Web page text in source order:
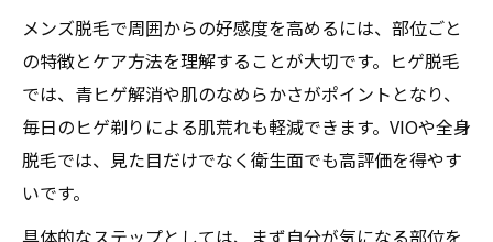
メンズ脱毛で周囲からの好感度を高めるには、部位ごと
の特徴とケア方法を理解することが大切です。ヒゲ脱毛
では、青ヒゲ解消や肌のなめらかさがポイントとなり、
毎日のヒゲ剃りによる肌荒れも軽減できます。VIOや全身
脱毛では、見た目だけでなく衛生面でも高評価を得やす
いです。
具体的なステップとしては、まず自分が気になる部位を